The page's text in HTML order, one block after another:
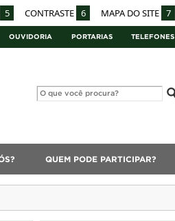
5 CONTRASTE 6 MAPA DO SITE 7
OUVIDORIA PORTARIAS TELEFONES
QUEM PODE PARTICIPAR?